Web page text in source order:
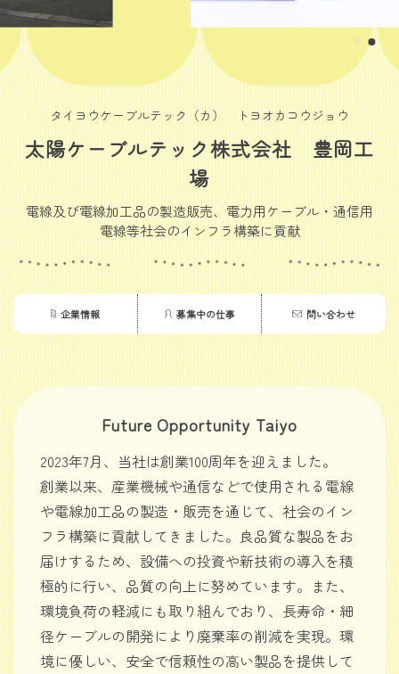
タイヨウケーブルテック（カ） トヨオカコウジョウ
太陽ケーブルテック株式会社 豊岡工
場
電線及び電線加工品の製造販売、電力用ケーブル・通信用
電線等社会のインフラ構築に貢献
企業情報 募集中の仕事 問い合わせ
Future Opportunity Taiyo
2023年7月、当社は創業100周年を迎えました。
創業以来、産業機械や通信などで使用される電線
や電線加工品の製造・販売を通じて、社会のイン
フラ構築に貢献してきました。良品質な製品をお
届けするため、設備への投資や新技術の導入を積
極的に行い、品質の向上に努めています。また、
環境負荷の軽減にも取り組んでおり、長寿命・細
径ケーブルの開発により廃棄率の削減を実現。環
境に優しい、安全で信頼性の高い製品を提供して